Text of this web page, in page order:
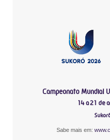
Campeonato Mundial
14 a 21 de
Sabe mais em: